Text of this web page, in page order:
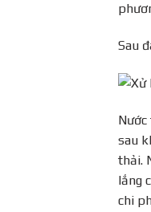
Sau
sau
thải.
lắng
chi